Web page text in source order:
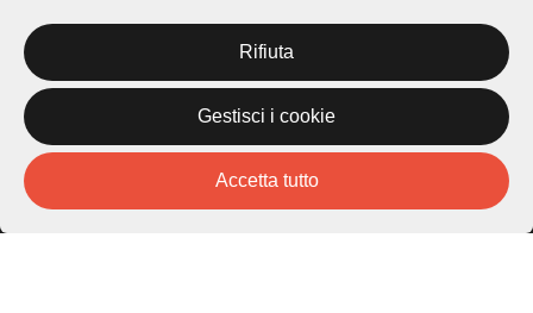
Cookie policy
Privacy Policy
Homepage
Mappa
Storie
Novità
Rifiuta
Gestisci i cookie
Accetta tutto